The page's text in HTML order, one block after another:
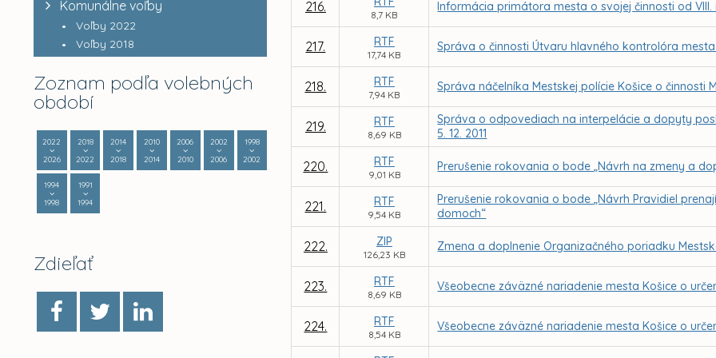
Komunálne voľby
Voľby 2022
Voľby 2018
Zoznam podľa volebných
období
2022
2026
2018
2022
2014
2018
2010
2014
2006
2010
2002
2006
1998
2002
1994
1998
1991
1994
Zdieľať
216.
8,7 KB
Informácia primátora mesta o svojej činnosti od
217. RTF
17,74 KB
Správa o činnosti Útvaru hlavného kontrolóra
218. RTF
7,94 KB
Správa náčelníka Mestskej polície Košice o činnosti
219. RTF
8,69 KB
Správa o odpovediach na interpelácie a dopyty
5. 12. 2011
220. RTF
9,01 KB
Prerušenie rokovania o bode „Návrh na zmeny a
221. RTF
9,54 KB
Prerušenie rokovania o bode „Návrh Pravidiel
domoch“
222. ZIP
126,23 KB
Zmena a doplnenie Organizačného poriadku
223. RTF
8,69 KB
Všeobecne záväzné nariadenie mesta Košice o
224. RTF
8,54 KB
Všeobecne záväzné nariadenie mesta Košice o